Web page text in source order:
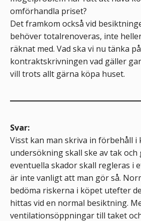
omförhandla priset?
Det framkom också vid
behöver totalrenoveras, inte
räknat med. Vad ska vi nu tänka
kontraktskrivningen vad gäller
vill trots allt gärna köpa huset.
Svar:
Visst kan man skriva in förbehåll
undersökning skall ske av tak
eventuella skador skall regleras i
är inte vanligt att man gör så.
bedöma riskerna i köpet utefter
hittas vid en normal besiktning.
ventilationsöppningar till taket